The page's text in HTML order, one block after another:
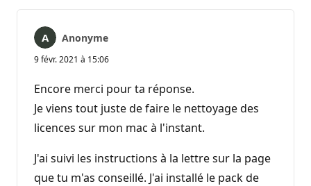
Anonyme
9 févr. 2021 à 15:06
Encore merci pour ta réponse.
Je viens tout juste de faire le nettoyage des
licences sur mon mac à l'instant.
J'ai suivi les instructions à la lettre sur la page
que tu m'as conseillé. J'ai installé le pack de